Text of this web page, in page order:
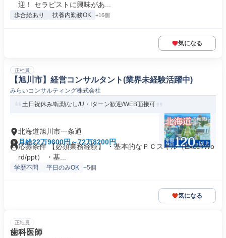
迎！ セラピストに興味があ...
歩合給あり 扶養内勤務OK +16個
気になる
正社員
【旭川市】経営コンサルタント(業界未経験活躍中)
みらいコンサルティング株式会社
土日祝休み/転勤なし/U・Iターン歓迎/WEB面接可
北海道旭川市一条通
月給22万9600円～72万8200円
応募条件 【必須業務経験】 ・基本的なＰＣスキル（Excel/Wo
rd/ppt） ・基...
学歴不問 平日のみOK +5個
気になる
正社員
歯科医師